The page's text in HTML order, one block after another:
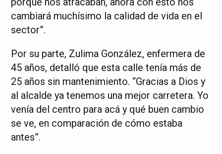
cambiará muchísimo la calidad de vida en el
sector”.
Por su parte, Zulima González, enfermera de
45 años, detalló que esta calle tenía más de
25 años sin mantenimiento. “Gracias a Dios y
al alcalde ya tenemos una mejor carretera. Yo
venía del centro para acá y qué buen cambio
se ve, en comparación de cómo estaba
antes”.